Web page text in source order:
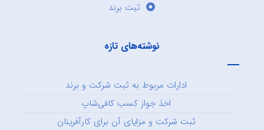
ثبت برند
نوشته‌های تازه
ادارات مربوط به ثبت شرکت و برند
اخذ جواز کسب کافی‌شاپ
ثبت شرکت و مزایای آن برای کارآفرینان